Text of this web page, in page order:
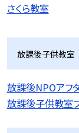
さくら教室
放課後子供教室
放課後NPOアフ
放課後子供教室